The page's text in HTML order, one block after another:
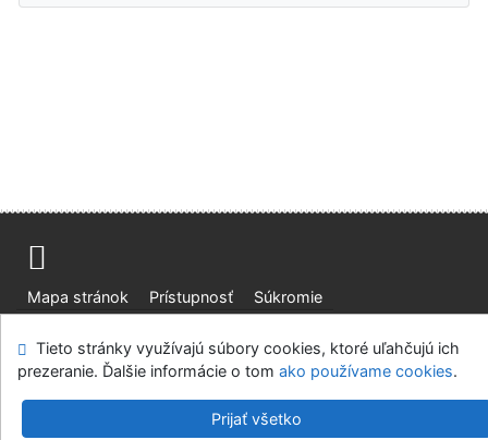
Mapa stránok Prístupnosť
Súkromie
Slovenská lesnícka a drevárska knižnica pri Technickej
univerzite vo Zvolene
v.4.8.63a
Tieto stránky využívajú súbory cookies, ktoré uľahčujú ich
prezeranie. Ďalšie informácie o tom ako používame cookies.
Prijať všetko